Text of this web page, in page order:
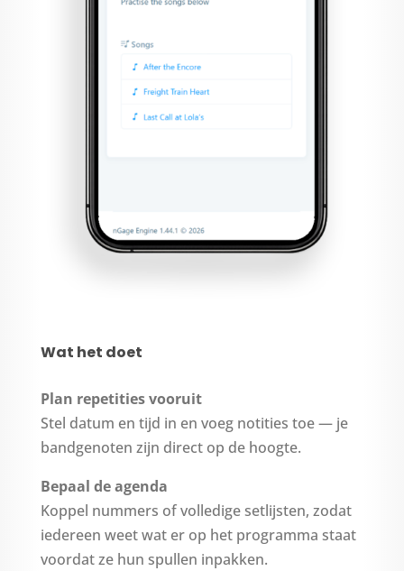
Wat het doet
Plan repetities vooruit
Stel datum en tijd in en voeg notities toe — je
bandgenoten zijn direct op de hoogte.
Bepaal de agenda
Koppel nummers of volledige setlijsten, zodat
iedereen weet wat er op het programma staat
voordat ze hun spullen inpakken.